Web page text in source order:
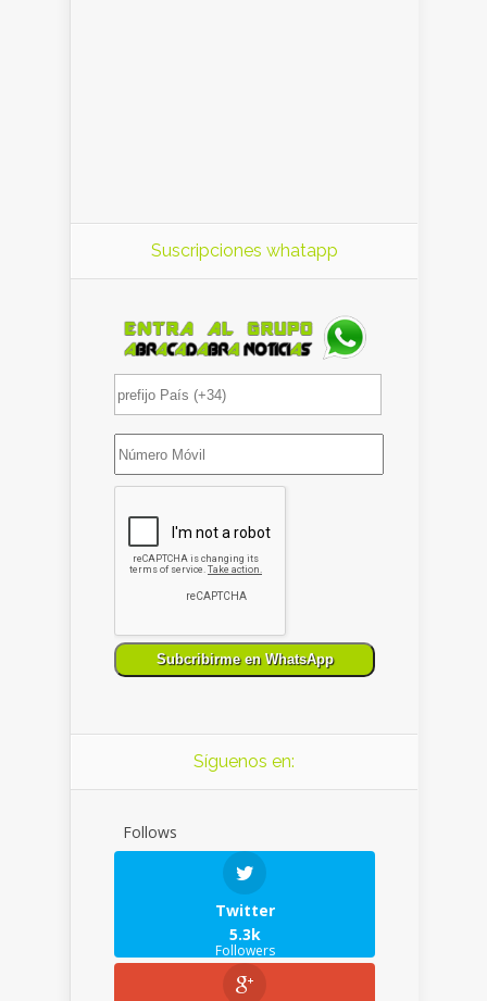
Suscripciones whatapp
Síguenos en:
Follows
Twitter
5.3k
Followers